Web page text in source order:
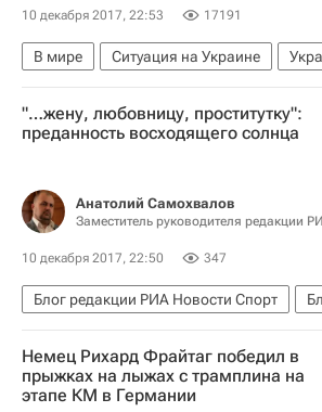
10 декабря 2017, 22:53 17191
В мире Ситуация на Украине
Нацбанк Украины
"…жену, любовницу, проститутку":
преданность восходящего солнца
Анатолий Самохвалов
Заместитель руководителя редакции
10 декабря 2017, 22:50 347
Блог редакции РИА Новости Спорт
Фигурное катание
Спорт
Этери Тутберидзе
Немец Рихард Фрайтаг победил в
прыжках на лыжах с трамплина на
этапе КМ в Германии